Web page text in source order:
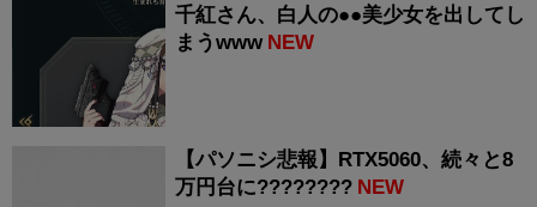
千紅さん、白人の●●美少女を出してし
まうwww NEW
【パソニシ悲報】RTX5060、続々と8
万円台に???????? NEW